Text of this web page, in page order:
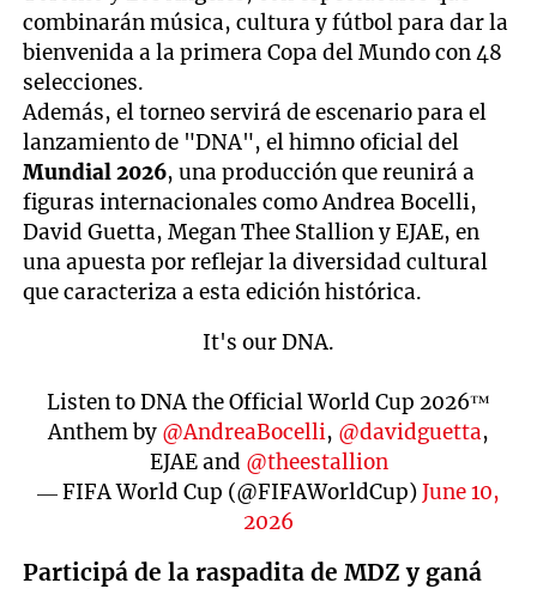
combinarán música, cultura y fútbol para dar la
bienvenida a la primera Copa del Mundo con 48
selecciones.
Además, el torneo servirá de escenario para el
lanzamiento de "DNA", el himno oficial del
Mundial 2026, una producción que reunirá a
figuras internacionales como Andrea Bocelli,
David Guetta, Megan Thee Stallion y EJAE, en
una apuesta por reflejar la diversidad cultural
que caracteriza a esta edición histórica.
It's our DNA.
Listen to DNA the Official World Cup 2026™
Anthem by @AndreaBocelli, @davidguetta,
EJAE and @theestallion
— FIFA World Cup (@FIFAWorldCup)June 10,
2026
Participá de la raspadita de MDZ y ganá